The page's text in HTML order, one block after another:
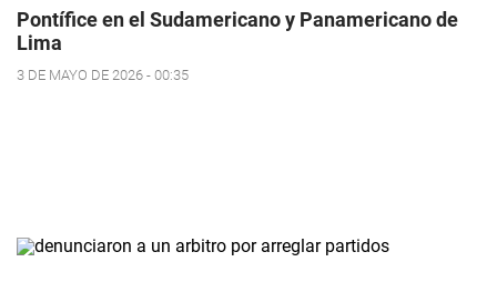
Pontífice en el Sudamericano y Panamericano de
Lima
3 DE MAYO DE 2026 - 00:35